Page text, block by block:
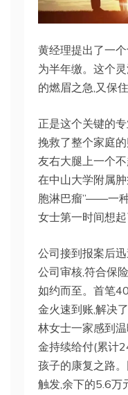
黄经理提出了一
为半年缴。这个
的燃眉之急,又保
正是这个关键的
挽救了整个家庭
友右大腿上一个
在中山大学附属
胞淋巴瘤”——一
女士第一时间想起
公司接到报案后
公司审核,符合保
如约而至。首笔
金火速到账,解决
林女士一家感到
金持续给付(累计
孩子的康复之路
触发,余下的5.6万